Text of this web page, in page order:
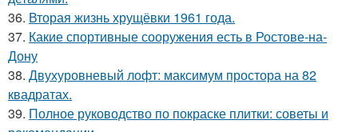
36. Вторая жизнь хрущёвки 1961 года.
37. Какие спортивные сооружения есть в Ростове-на-
Дону
38. Двухуровневый лофт: максимум простора на 82
квадратах.
39. Полное руководство по покраске плитки: советы и